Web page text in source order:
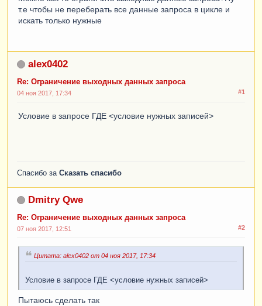
т.е чтобы не переберать все данные запроса в цикле и
искать только нужные
alex0402
Re: Ограничение выходных данных запроса
#1
04 ноя 2017, 17:34
Условие в запросе ГДЕ <условие нужных записей>
Спасибо за Сказать спасибо
Dmitry Qwe
Re: Ограничение выходных данных запроса
#2
07 ноя 2017, 12:51
Цитата: alex0402 от 04 ноя 2017, 17:34
Условие в запросе ГДЕ <условие нужных записей>
Пытаюсь сделать так